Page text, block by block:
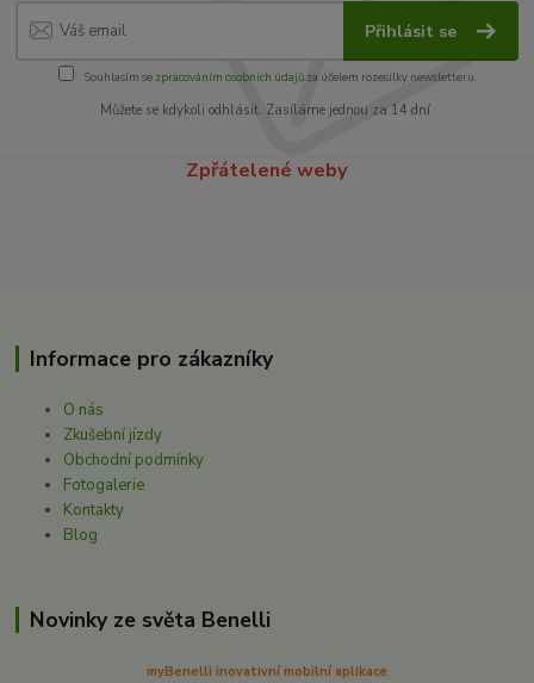
Přihlásit se
Souhlasím se zpracováním osobních údajůza účelem rozesílky newsletteru.
Můžete se kdykoli odhlásit. Zasíláme jednou za 14 dní.
Zpřátelené weby
Informace pro zákazníky
O nás
Zkušební jízdy
Obchodní podmínky
Fotogalerie
Kontakty
Blog
Novinky ze světa Benelli
myBenelli inovativní mobilní aplikace